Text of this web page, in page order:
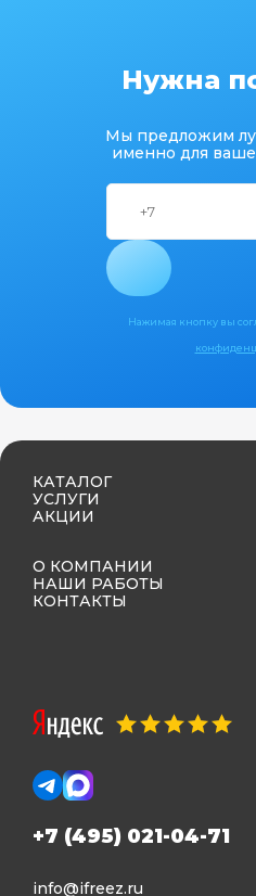
Нужна
Мы предложим
именно для
Нажимая кнопку вы
КАТАЛОГ
УСЛУГИ
АКЦИИ
О КОМПАНИИ
НАШИ РАБОТЫ
КОНТАКТЫ
+7 (495) 021-04-71
info@ifreez.ru